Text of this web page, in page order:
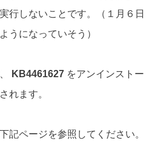
行しないことです。（１月６日
うになっていそう）
KB4461627 をアンインストー
れます。
記ページを参照してください。